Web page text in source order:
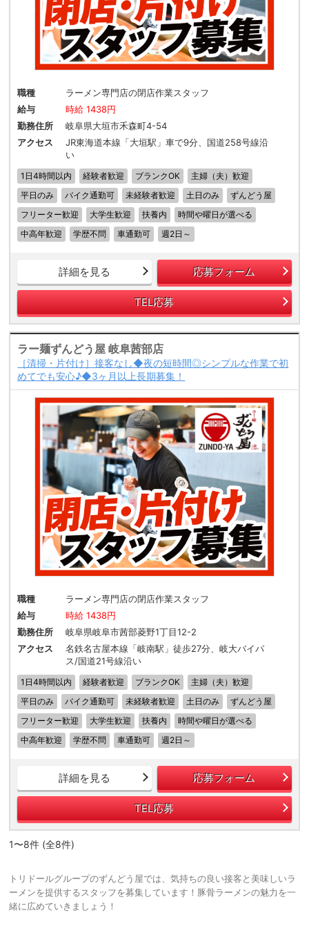
職種
ラーメン専門店の閉店作業スタッフ
給与
時給 1438円
勤務住所
岐阜県大垣市禾森町4-54
アクセス
JR東海道本線「大垣駅」車で9分、国道258号線沿
い
1日4時間以内 経験者歓迎 ブランクOK
主婦（夫）歓迎
平日のみ
バイク通勤可 未経験者歓迎 土日のみ
ずんどう屋
フリーター歓迎
大学生歓迎 扶養内
時間や曜日が選べる
中高年歓迎
学歴不問 車通勤可 週2日～
詳細を見る 応募フォーム
TEL応募
ラー麺ずんどう屋 岐阜茜部店
［清掃・片付け］接客なし◆夜の短時間◎シンプルな作業で初
めてでも安心♪◆3ヶ月以上長期募集！
職種
ラーメン専門店の閉店作業スタッフ
給与
時給 1438円
勤務住所
岐阜県岐阜市茜部菱野1丁目12-2
アクセス
名鉄名古屋本線「岐南駅」徒歩27分、岐大バイパ
ス/国道21号線沿い
1日4時間以内 経験者歓迎 ブランクOK
主婦（夫）歓迎
平日のみ
バイク通勤可 未経験者歓迎 土日のみ
ずんどう屋
フリーター歓迎
大学生歓迎 扶養内
時間や曜日が選べる
中高年歓迎
学歴不問 車通勤可 週2日～
詳細を見る 応募フォーム
TEL応募
1〜8件 (全8件)
トリドールグループのずんどう屋では、気持ちの良い接客と美味しいラ
ーメンを提供するスタッフを募集しています！豚骨ラーメンの魅力を一
緒に広めていきましょう！